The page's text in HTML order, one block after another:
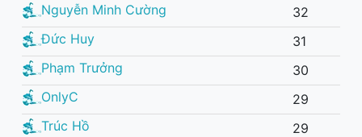
Nguyễn Minh Cường
32
Đức Huy
31
Phạm Trưởng
30
OnlyC
29
Trúc Hồ
29